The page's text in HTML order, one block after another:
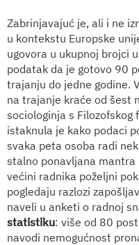
Zabrinjavajuć je, ali i ne
u kontekstu Europske
ugovora u ukupnoj brojci
podatak da je gotovo 90
trajanju do jedne godine.
na trajanje kraće od šest
sociologinja s Filozofskog
istaknula je kako podaci
svaka peta osoba radi
stalno ponavljana mantra
većini radnika poželjni
pogledaju razlozi
naveli u anketi o radnoj
statistiku: više od 80
navodi nemogućnost